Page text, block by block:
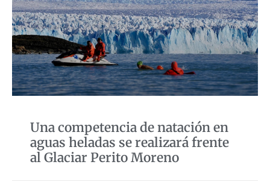
Una competencia de natación en
aguas heladas se realizará frente
al Glaciar Perito Moreno